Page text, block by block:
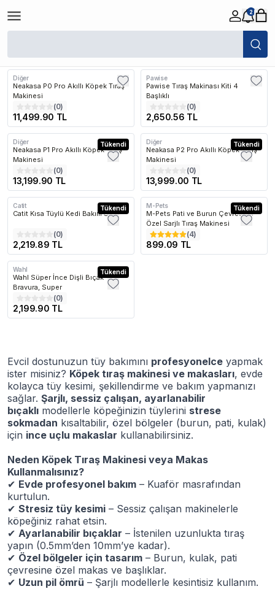
2
/ Köpek Tıraş Makineleri ve
Kargo Bedava
Diğer
Neakasa P0 Pro Akıllı Köpek Tıraş
Makinesi
(0)
11,499.90 TL
Kargo Bedava
Pawise
Pawise Tıraş Makinası Kiti 4
Başlıklı
(0)
2,650.56 TL
Kargo Bedava Tükendi
Diğer
Neakasa P1 Pro Akıllı Köpek Tıraş
Makinesi
(0)
13,199.90 TL
Kargo Bedava Tükendi
Diğer
Neakasa P2 Pro Akıllı Köpek Tıraş
Makinesi
(0)
13,999.00 TL
Kargo Bedava Tükendi
Catit
Catit Kısa Tüylü Kedi Bakım Seti
(0)
2,219.89 TL
Tükendi
M-Pets
M-Pets Pati ve Burun Çevresine
Özel Sarjlı Tıraş Makinesi
(4)
899.09 TL
Kargo Bedava Tükendi
Wahl
Wahl Süper İnce Dişli Bıçak -
Bravura, Super
(0)
2,199.90 TL
Evcil dostunuzun tüy bakımını profesyonelce yapmak
ister misiniz? Köpek tıraş makinesi ve makasları, evde
kolayca tüy kesimi, şekillendirme ve bakım yapmanızı
sağlar. Şarjlı, sessiz çalışan, ayarlanabilir
bıçaklı modellerle köpeğinizin tüylerini strese
sokmadan kısaltabilir, özel bölgeler (burun, pati, kulak)
için ince uçlu makaslar kullanabilirsiniz.
Neden Köpek Tıraş Makinesi veya Makas
Kullanmalısınız?
✔ Evde profesyonel bakım – Kuaför masrafından
kurtulun.
✔ Stresiz tüy kesimi – Sessiz çalışan makinelerle
köpeğiniz rahat etsin.
✔ Ayarlanabilir bıçaklar – İstenilen uzunlukta tıraş
yapın (0.5mm’den 10mm’ye kadar).
✔ Özel bölgeler için tasarım – Burun, kulak, pati
çevresine özel makas ve başlıklar.
✔ Uzun pil ömrü – Şarjlı modellerle kesintisiz kullanım.